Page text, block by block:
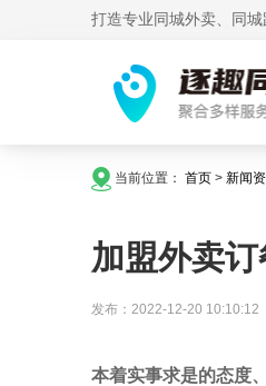
打造专业同城外卖、同城
当前位置： 首页 > 新闻
加盟外卖
发布：2022-12-20 10:10:12
本着实事求是的态度